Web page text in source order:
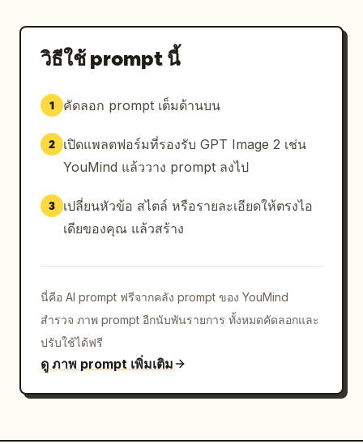
วิธีใช้ prompt นี้
1 คัดลอก prompt เต็มด้านบน
2
เปิดแพลตฟอร์มที่รองรับ GPT Image 2 เช่น
YouMind แล้ววาง prompt ลงไป
3
เปลี่ยนหัวข้อ สไตล์ หรือรายละเอียดให้ตรงไอ
เดียของคุณ แล้วสร้าง
นี่คือ AI prompt ฟรีจากคลัง prompt ของ YouMind
สำรวจ ภาพ prompt อีกนับพันรายการ ทั้งหมดคัดลอกและ
ปรับใช้ได้ฟรี
ดู ภาพ prompt เพิ่มเติม